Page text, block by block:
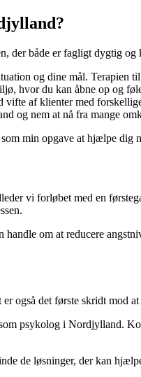
både er fagligt dygtig
og dine mål. Terapien
hvor du kan åbne op og
vifte af klienter med
og nem at nå fra mange
min opgave at hjælpe dig
vi forløbet med en
om at reducere
også det første skridt mod
psykolog i Nordjylland.
de løsninger, der kan